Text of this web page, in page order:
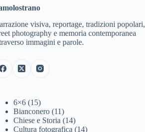
visiva, reportage, tradizioni popolari,
photography e memoria contemporanea
immagini e parole.
6×6 (15)
Bianconero (11)
Chiese e Storia (14)
Cultura fotografica (14)